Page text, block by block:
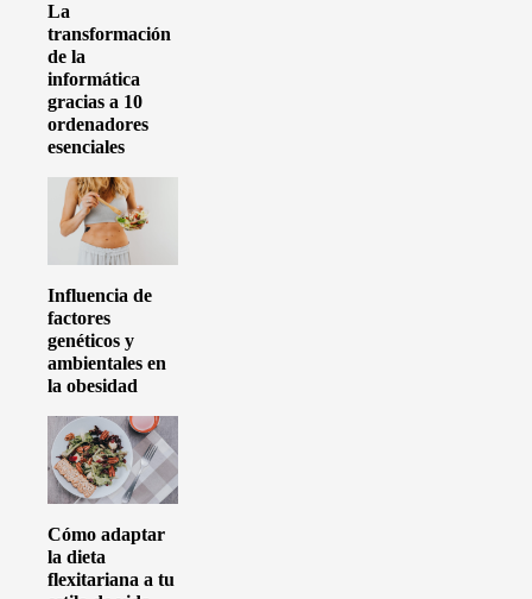
La
transformación
de la
informática
gracias a 10
ordenadores
esenciales
Influencia de
factores
genéticos y
ambientales en
la obesidad
Cómo adaptar
la dieta
flexitariana a tu